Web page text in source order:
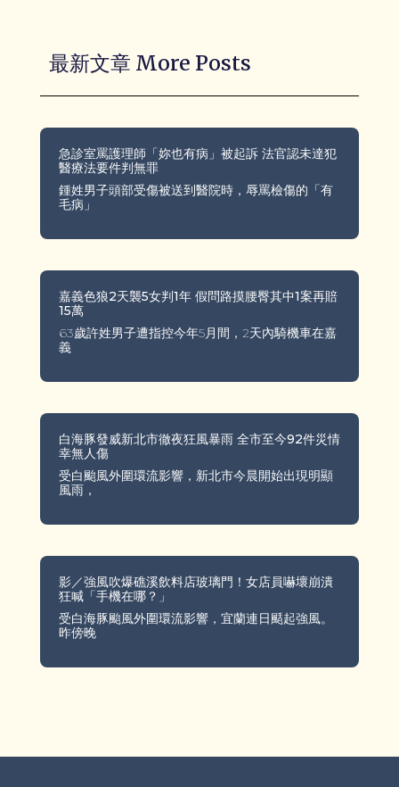
最新文章 More Posts
急診室罵護理師「妳也有病」被起訴 法官認未達犯
醫療法要件判無罪
鍾姓男子頭部受傷被送到醫院時，辱罵檢傷的「有
毛病」
嘉義色狼2天襲5女判1年 假問路摸腰臀其中1案再賠
15萬
63歲許姓男子遭指控今年5月間，2天內騎機車在嘉
義
白海豚發威新北市徹夜狂風暴雨 全市至今92件災情
幸無人傷
受白颱風外圍環流影響，新北市今晨開始出現明顯
風雨，
影／強風吹爆礁溪飲料店玻璃門！女店員嚇壞崩潰
狂喊「手機在哪？」
受白海豚颱風外圍環流影響，宜蘭連日颳起強風。
昨傍晚